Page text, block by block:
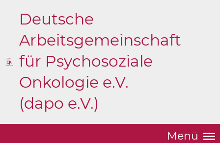
Deutsche
Arbeitsgemeinschaft
für Psychosoziale
Onkologie e.V.
(dapo e.V.)
Menü